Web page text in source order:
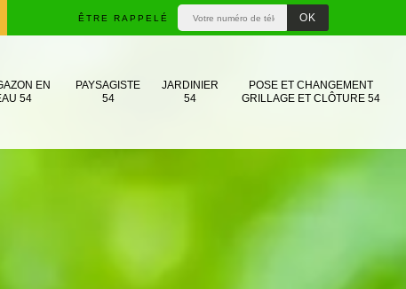
ÊTRE RAPPELÉ
EN
54
PAYSAGISTE
54
JARDINIER
54
POSE ET CHANGEMENT
GRILLAGE ET CLÔTURE 54